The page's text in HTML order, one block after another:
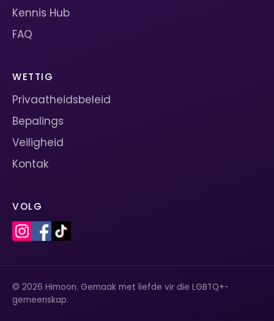
Kennis Hub
FAQ
WETTIG
Privaatheidsbeleid
Bepalings
Veiligheid
Kontak
VOLG
© 2026 Himoon. Gemaak met liefde vir die LGBTQ+-
gemeenskap.